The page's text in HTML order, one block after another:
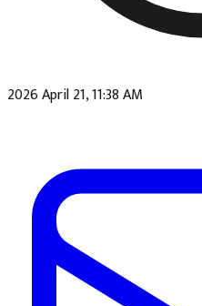
2026 April 21, 11:38 AM